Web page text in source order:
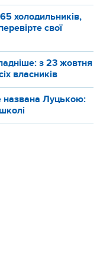
холодильників,
свої
з 23 жовтня
власників
названа Луцькою: